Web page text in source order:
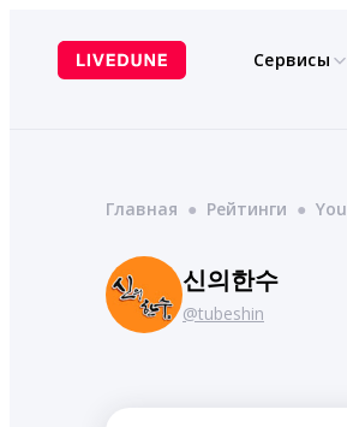
содержимому
Сервисы
Главная ● Рейтинги ●
신의한수
@tubeshin